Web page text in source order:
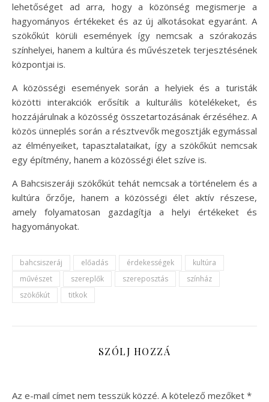
lehetőséget ad arra, hogy a közönség megismerje a
hagyományos értékeket és az új alkotásokat egyaránt. A
szökőkút körüli események így nemcsak a szórakozás
színhelyei, hanem a kultúra és művészetek terjesztésének
központjai is.
A közösségi események során a helyiek és a turisták
közötti interakciók erősítik a kulturális kötelékeket, és
hozzájárulnak a közösség összetartozásának érzéséhez. A
közös ünneplés során a résztvevők megosztják egymással
az élményeiket, tapasztalataikat, így a szökőkút nemcsak
egy építmény, hanem a közösségi élet szíve is.
A Bahcsiszeráji szökőkút tehát nemcsak a történelem és a
kultúra őrzője, hanem a közösségi élet aktív részese,
amely folyamatosan gazdagítja a helyi értékeket és
hagyományokat.
bahcsiszeráj előadás érdekességek
kultúra
művészet
szereplők szereposztás
színház
szökőkút
titkok
SZÓLJ HOZZÁ
Az e-mail címet nem tesszük közzé. A kötelező mezőket *